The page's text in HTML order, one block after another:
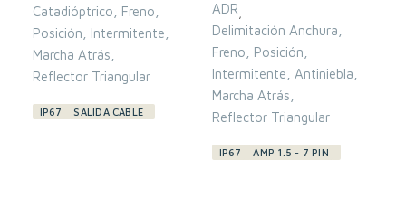
Catadióptrico
Freno
Posición
Intermitente
Marcha Atrás
Reflector Triangular
IP67 SALIDA CABLE
ADR
Delimitación Anchura
Freno
Posición
Intermitente
Antiniebla
Marcha Atrás
Reflector Triangular
IP67 AMP 1.5 - 7 PIN